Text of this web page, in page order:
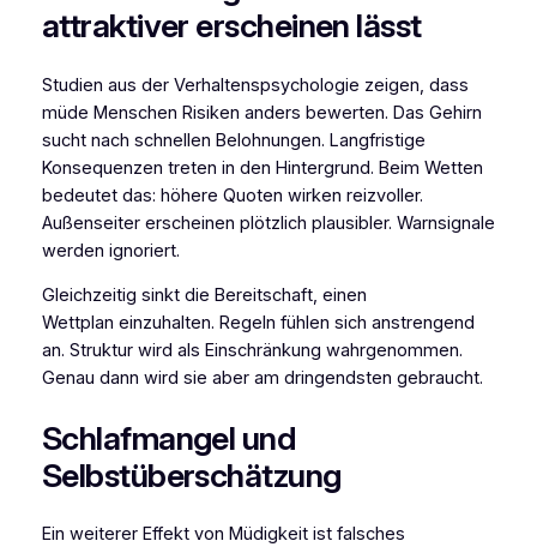
attraktiver erscheinen lässt
Studien aus der Verhaltenspsychologie zeigen, dass
müde Menschen Risiken anders bewerten. Das Gehirn
sucht nach schnellen Belohnungen. Langfristige
Konsequenzen treten in den Hintergrund. Beim Wetten
bedeutet das: höhere Quoten wirken reizvoller.
Außenseiter erscheinen plötzlich plausibler. Warnsignale
werden ignoriert.
Gleichzeitig sinkt die Bereitschaft, einen
Wettplan einzuhalten. Regeln fühlen sich anstrengend
an. Struktur wird als Einschränkung wahrgenommen.
Genau dann wird sie aber am dringendsten gebraucht.
Schlafmangel und
Selbstüberschätzung
Ein weiterer Effekt von Müdigkeit ist falsches